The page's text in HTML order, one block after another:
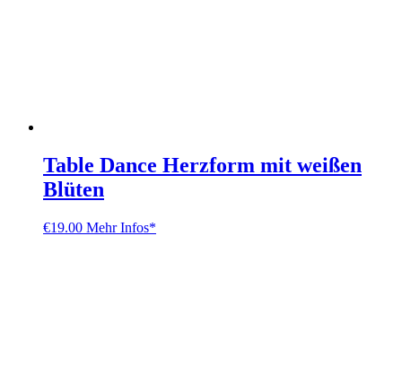
Table Dance Herzform mit weißen
Blüten
€19.00 Mehr Infos*